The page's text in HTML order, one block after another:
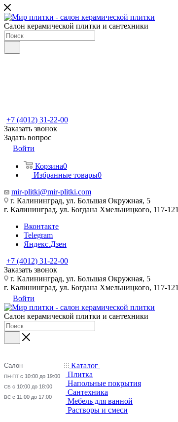
Салон керамической плитки и сантехники
+7 (4012) 31-22-00
Заказать звонок
Задать вопрос
Войти
Корзина0
Избранные товары0
mir-plitki@mir-plitki.com
г. Калининград, ул. Большая Окружная, 5
г. Калининград, ул. Богдана Хмельницкого, 117-121
Вконтакте
Telegram
Яндекс.Дзен
+7 (4012) 31-22-00
Заказать звонок
г. Калининград, ул. Большая Окружная, 5
г. Калининград, ул. Богдана Хмельницкого, 117-121
Войти
Салон керамической плитки и сантехники
Салон
ПН-ПТ с 10:00 до 19:00
СБ с 10:00 до 18:00
ВС с 11:00 до 17:00
Каталог
Плитка
Напольные покрытия
Сантехника
Мебель для ванной
Растворы и смеси